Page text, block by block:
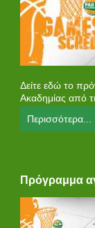
Δείτε εδώ το
Ακαδημίας από
Περισσότερα...
Πρόγραμμα